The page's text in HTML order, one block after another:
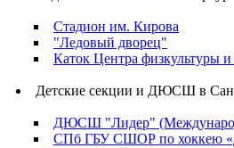
Стадион им. Кирова
"Ледовый дворец"
Каток Центра физкультуры и
Детские секции и ДЮСШ в
ДЮСШ "Лидер"
СПб ГБУ СШОР по хоккею